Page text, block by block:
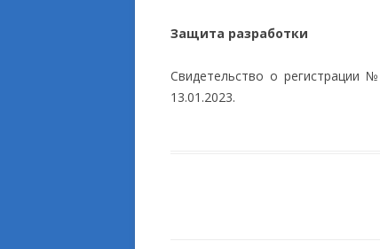
Защита разработки
Свидетельство о регистрации №
13.01.2023.